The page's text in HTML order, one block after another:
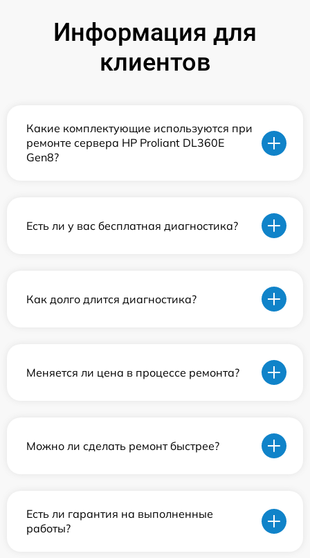
Информация для
клиентов
Какие комплектующие используются при
ремонте сервера HP Proliant DL360E
Gen8?
Есть ли у вас бесплатная диагностика?
Как долго длится диагностика?
Меняется ли цена в процессе ремонта?
Можно ли сделать ремонт быстрее?
Есть ли гарантия на выполненные
работы?